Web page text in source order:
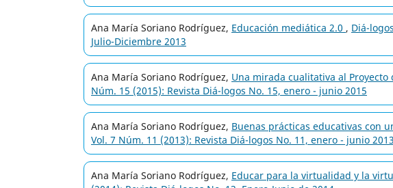
Ana María Soriano Rodríguez, Educación mediática 2.0 , Diá-
Julio-Diciembre 2013
Ana María Soriano Rodríguez, Una mirada cualitativa al
Núm. 15 (2015): Revista Diá-logos No. 15, enero - junio 2015
Ana María Soriano Rodríguez, Buenas prácticas educativas con
Vol. 7 Núm. 11 (2013): Revista Diá-logos No. 11, enero - junio 2013
Ana María Soriano Rodríguez, Educar para la virtualidad y la